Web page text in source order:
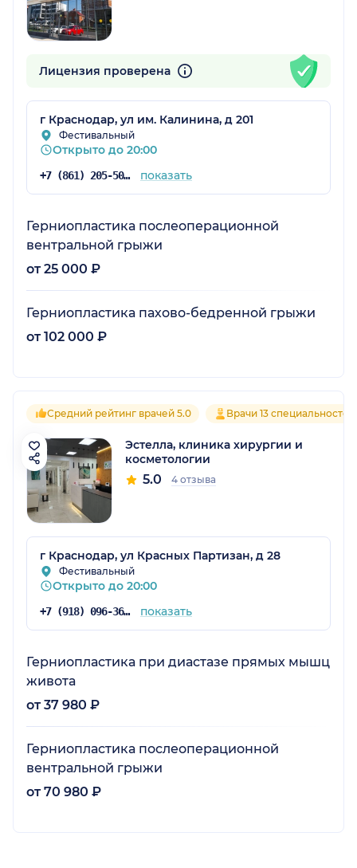
Лицензия проверена
г Краснодар, ул им. Калинина, д 201
Фестивальный
Открыто до 20:00
+7 (861) 205-50-50 показать
Герниопластика послеоперационной
вентральной грыжи
от 25 000 ₽
Герниопластика пахово-бедренной грыжи
от 102 000 ₽
Средний рейтинг врачей 5.0 Врачи 13 специальностей
Эстелла, клиника хирургии и
косметологии
5.0 4 отзыва
г Краснодар, ул Красных Партизан, д 28
Фестивальный
Открыто до 20:00
+7 (918) 096-36-36 показать
Герниопластика при диастазе прямых мышц
живота
от 37 980 ₽
Герниопластика послеоперационной
вентральной грыжи
от 70 980 ₽